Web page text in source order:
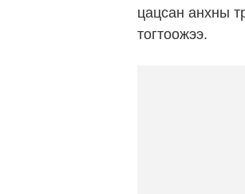
цацсан анхны
тогтоожээ.